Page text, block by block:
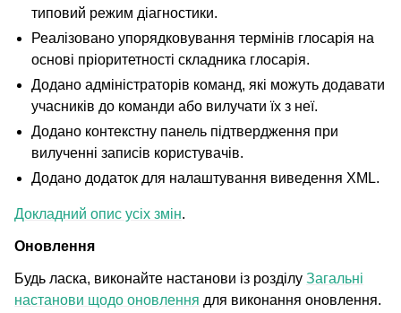
типовий режим діагностики.
Реалізовано упорядковування термінів глосарія на
основі пріоритетності складника глосарія.
Додано адміністраторів команд, які можуть додавати
учасників до команди або вилучати їх з неї.
Додано контекстну панель підтвердження при
вилученні записів користувачів.
Додано додаток для налаштування виведення XML.
Докладний опис усіх змін.
Оновлення
Будь ласка, виконайте настанови із розділу Загальні
настанови щодо оновлення для виконання оновлення.